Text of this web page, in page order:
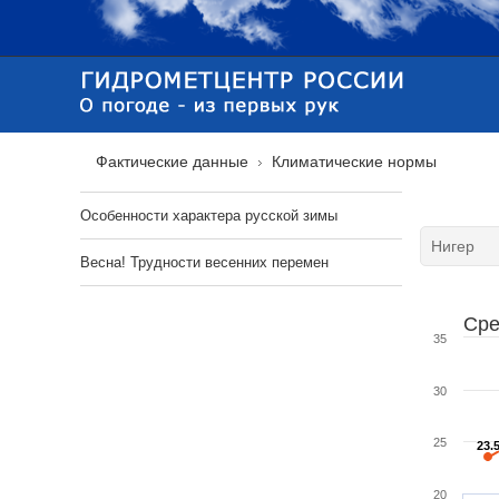
Фактические данные Климатические нормы
23.5
23.5
20
25
30
35
Особенности характера русской зимы
Весна! Трудности весенних перемен